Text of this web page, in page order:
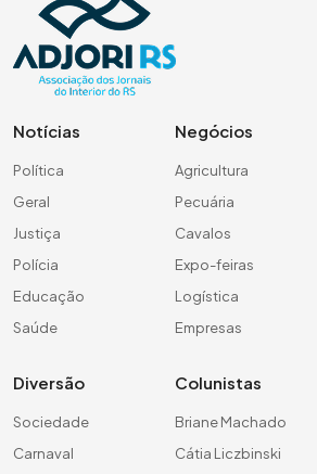
Notícias
Política
Geral
Justiça
Polícia
Educação
Saúde
Negócios
Agricultura
Pecuária
Cavalos
Expo-feiras
Logística
Empresas
Diversão
Sociedade
Carnaval
Colunistas
Briane Machado
Cátia Liczbinski